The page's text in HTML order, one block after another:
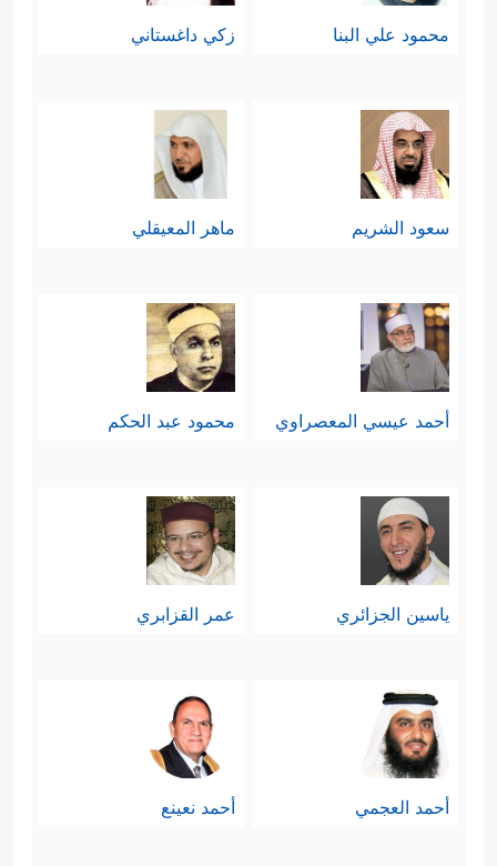
محمود علي البنا زكي داغستاني
سعود الشريم ماهر المعيقلي
أحمد عيسي المعصراوي محمود عبد الحكم
ياسين الجزائري عمر القزابري
أحمد العجمي أحمد نعينع